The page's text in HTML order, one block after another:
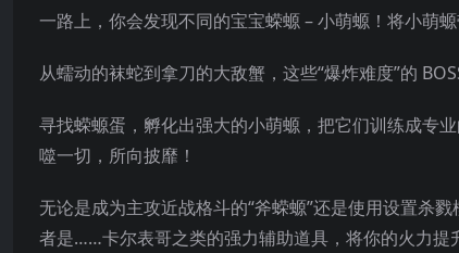
一路上，你会发现不同的宝宝蝾螈 – 小萌螈！将小萌
从蠕动的袜蛇到拿刀的大敌蟹，这些“爆炸难度”的
寻找蝾螈蛋，孵化出强大的小萌螈，把它们训练成专
噬一切，所向披靡！
无论是成为主攻近战格斗的“斧蝾螈”还是使用设置杀
者是……卡尔表哥之类的强力辅助道具，将你的火力提